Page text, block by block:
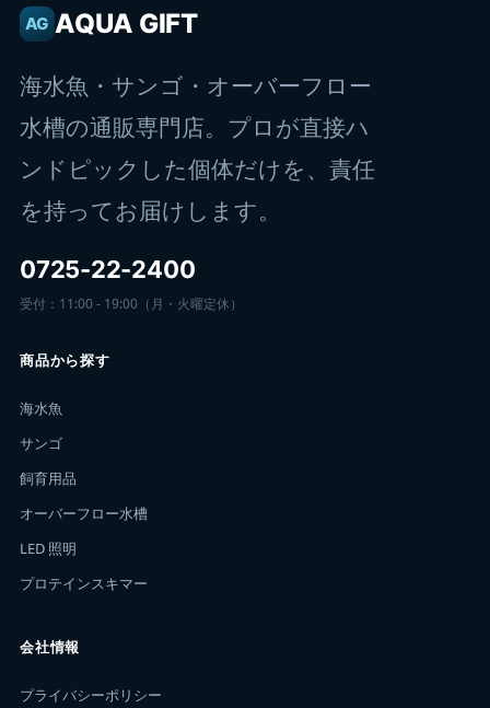
AG AQUA GIFT
海水魚・サンゴ・オーバーフロー
水槽の通販専門店。プロが直接ハ
ンドピックした個体だけを、責任
を持ってお届けします。
0725-22-2400
受付：11:00 - 19:00（月・火曜定休）
商品から探す
海水魚
サンゴ
飼育用品
オーバーフロー水槽
LED 照明
プロテインスキマー
会社情報
プライバシーポリシー